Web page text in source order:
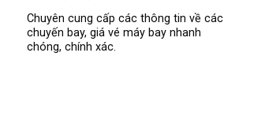
lịch, vé trong combo,…